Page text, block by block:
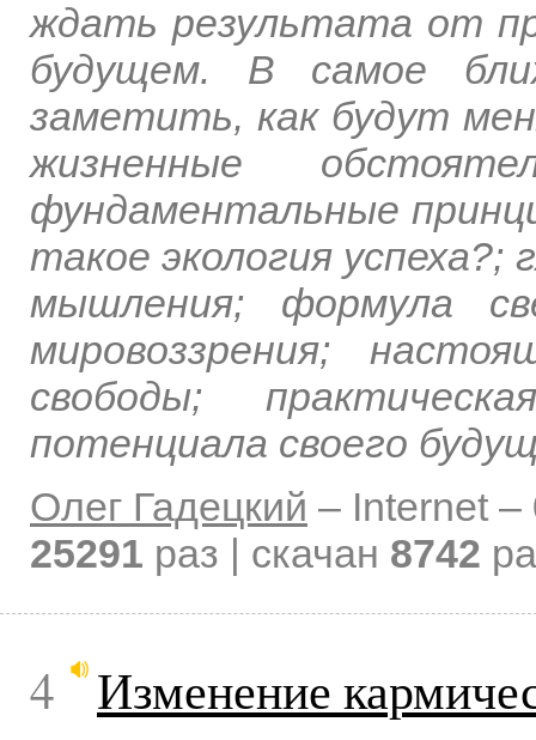
ждать результата от
будущем. В самое
заметить, как будут
жизненные
фундаментальные
такое экология
мышления; формула
мировоззрения;
свободы;
потенциала своего
Олег Гадецкий – Internet –
25291 раз | скачан 8742
4 Изменение